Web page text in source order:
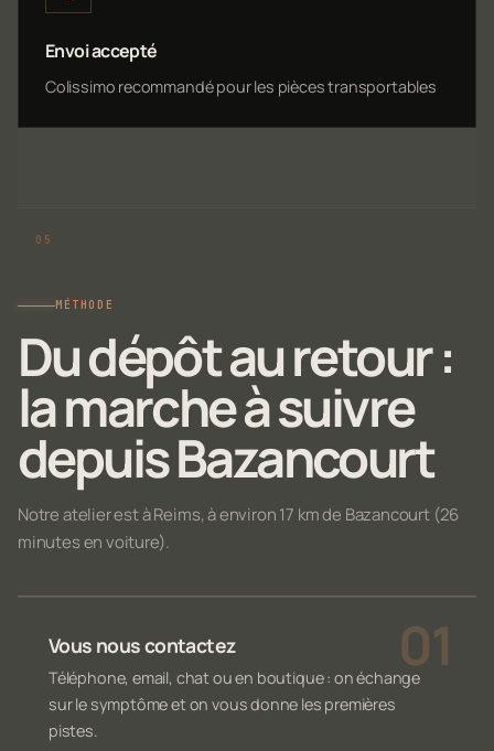
Envoi accepté
Colissimo recommandé pour les pièces transportables
MÉTHODE
Du dépôt au retour :
la marche à suivre
depuis Bazancourt
Notre atelier est à Reims, à environ 17 km de Bazancourt (26
minutes en voiture).
Vous nous contactez
Téléphone, email, chat ou en boutique : on échange
sur le symptôme et on vous donne les premières
pistes.